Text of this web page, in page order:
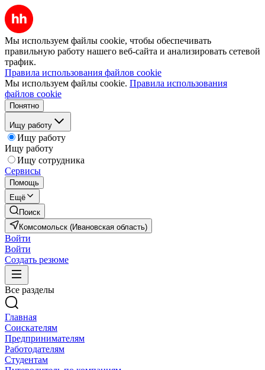
Мы используем файлы cookie, чтобы обеспечивать
правильную работу нашего веб-сайта и анализировать сетевой
трафик.
Правила использования файлов cookie
Мы используем файлы cookie. Правила использования
файлов cookie
Понятно
Ищу работу
Ищу работу
Ищу работу
Ищу сотрудника
Сервисы
Помощь
Ещё
Поиск
Комсомольск (Ивановская область)
Войти
Войти
Создать резюме
Все разделы
Главная
Соискателям
Предпринимателям
Работодателям
Студентам